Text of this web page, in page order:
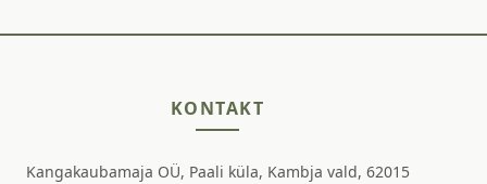
KONTAKT
Kangakaubamaja OÜ, Paali küla, Kambja vald, 62015